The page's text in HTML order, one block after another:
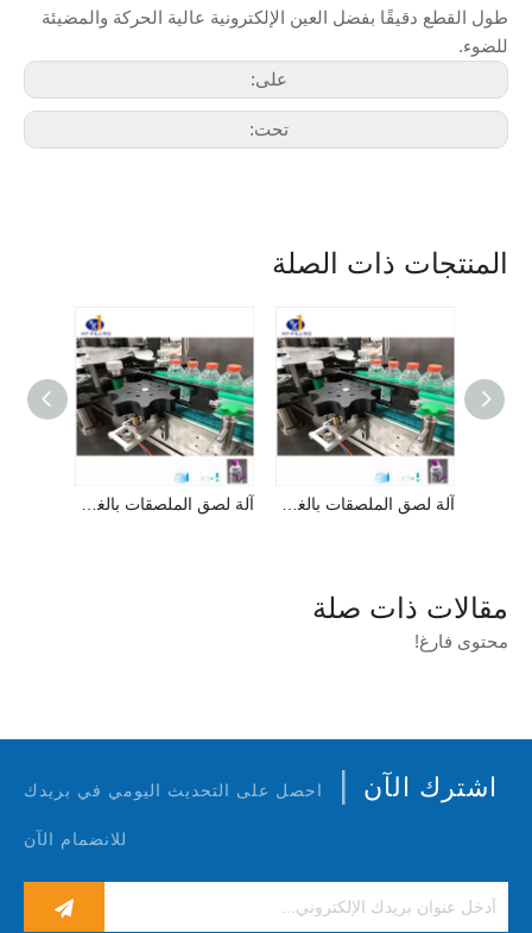
طول القطع دقيقًا بفضل العين الإلكترونية عالية الحركة والمضيئة
للضوء.
على:
تحت:
المنتجات ذات الصلة
مقالات ذات صلة
محتوى فارغ!
اشترك الآن | احصل على التحديث اليومي في بريدك
للانضمام الآن